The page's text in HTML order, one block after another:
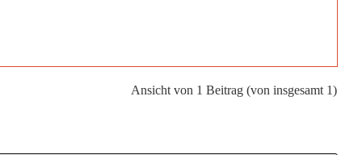
Ansicht von 1 Beitrag (von insgesamt 1)